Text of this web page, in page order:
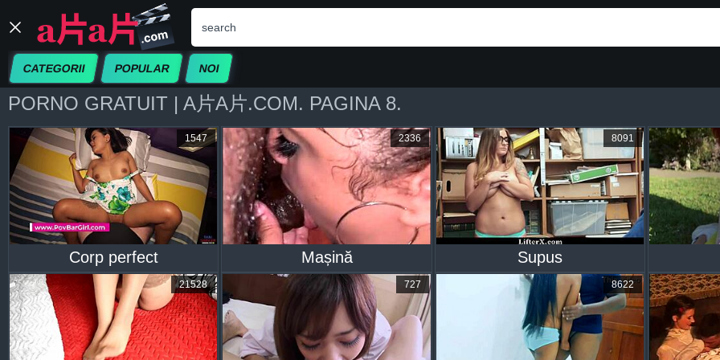
CATEGORII POPULAR NOI
PORNO GRATUIT | A片A片.COM. PAGINA 8.
1547
Corp perfect
2336
Mașină
8091
Supus
21528 727 8622